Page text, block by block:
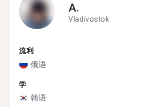
A.
Vladivostok
流利
俄语
学
韩语